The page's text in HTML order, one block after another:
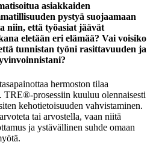
asiakkaiden
pystyä suojaamaan
niin, että työasiat jäävät
eletään eri elämää? Vai voisiko
tunnistan työni rasittavuuden ja
hermoston tilaa
TRE®-prosessiin kuuluu olennaisesti
kehotietoisuuden vahvistaminen.
tai arvostella, vaan niitä
ja ystävällinen suhde omaan